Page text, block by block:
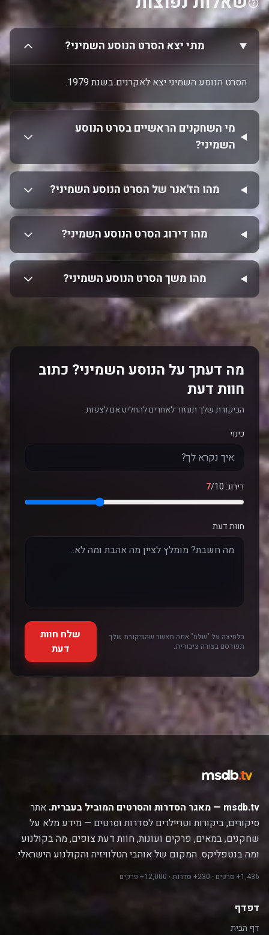
מתי יצא הסרט הנוסע השמיני?
הסרט הנוסע השמיני יצא לאקרנים בשנת 1979.
מי השחקנים הראשיים בסרט הנוסע
השמיני?
מהו הז'אנר של הסרט הנוסע השמיני?
מהו דירוג הסרט הנוסע השמיני?
מהו משך הסרט הנוסע השמיני?
מה דעתך על הנוסע השמיני? כתוב
חוות דעת
הביקורת שלך תעזור לאחרים להחליט אם לצפות.
כינוי
דירוג: 7/10
חוות דעת
בלחיצה על "שלח" אתה מאשר שהביקורת שלך
תפורסם בצורה ציבורית.
שלח חוות
דעת
msdb.tv — מאגר הסדרות והסרטים המוביל בעברית.
אתר
סיקורים, ביקורות וטריילרים לסדרות וסרטים — מידע מלא על
שחקנים, במאים, פרקים ועונות, חוות דעת צופים, מה בקולנוע
ומה בנטפליקס. המקום של אוהבי הטלוויזיה והקולנוע הישראלי.
1,436+ סרטים · 230+ סדרות · 12,000+ פרקים
דפדף
דף הבית